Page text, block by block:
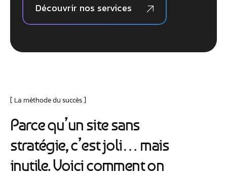
Découvrir nos services
La méthode du succès
Parcequ’unsitesans
stratégie,c’estjoli… mais
inutile.Voicicommenton